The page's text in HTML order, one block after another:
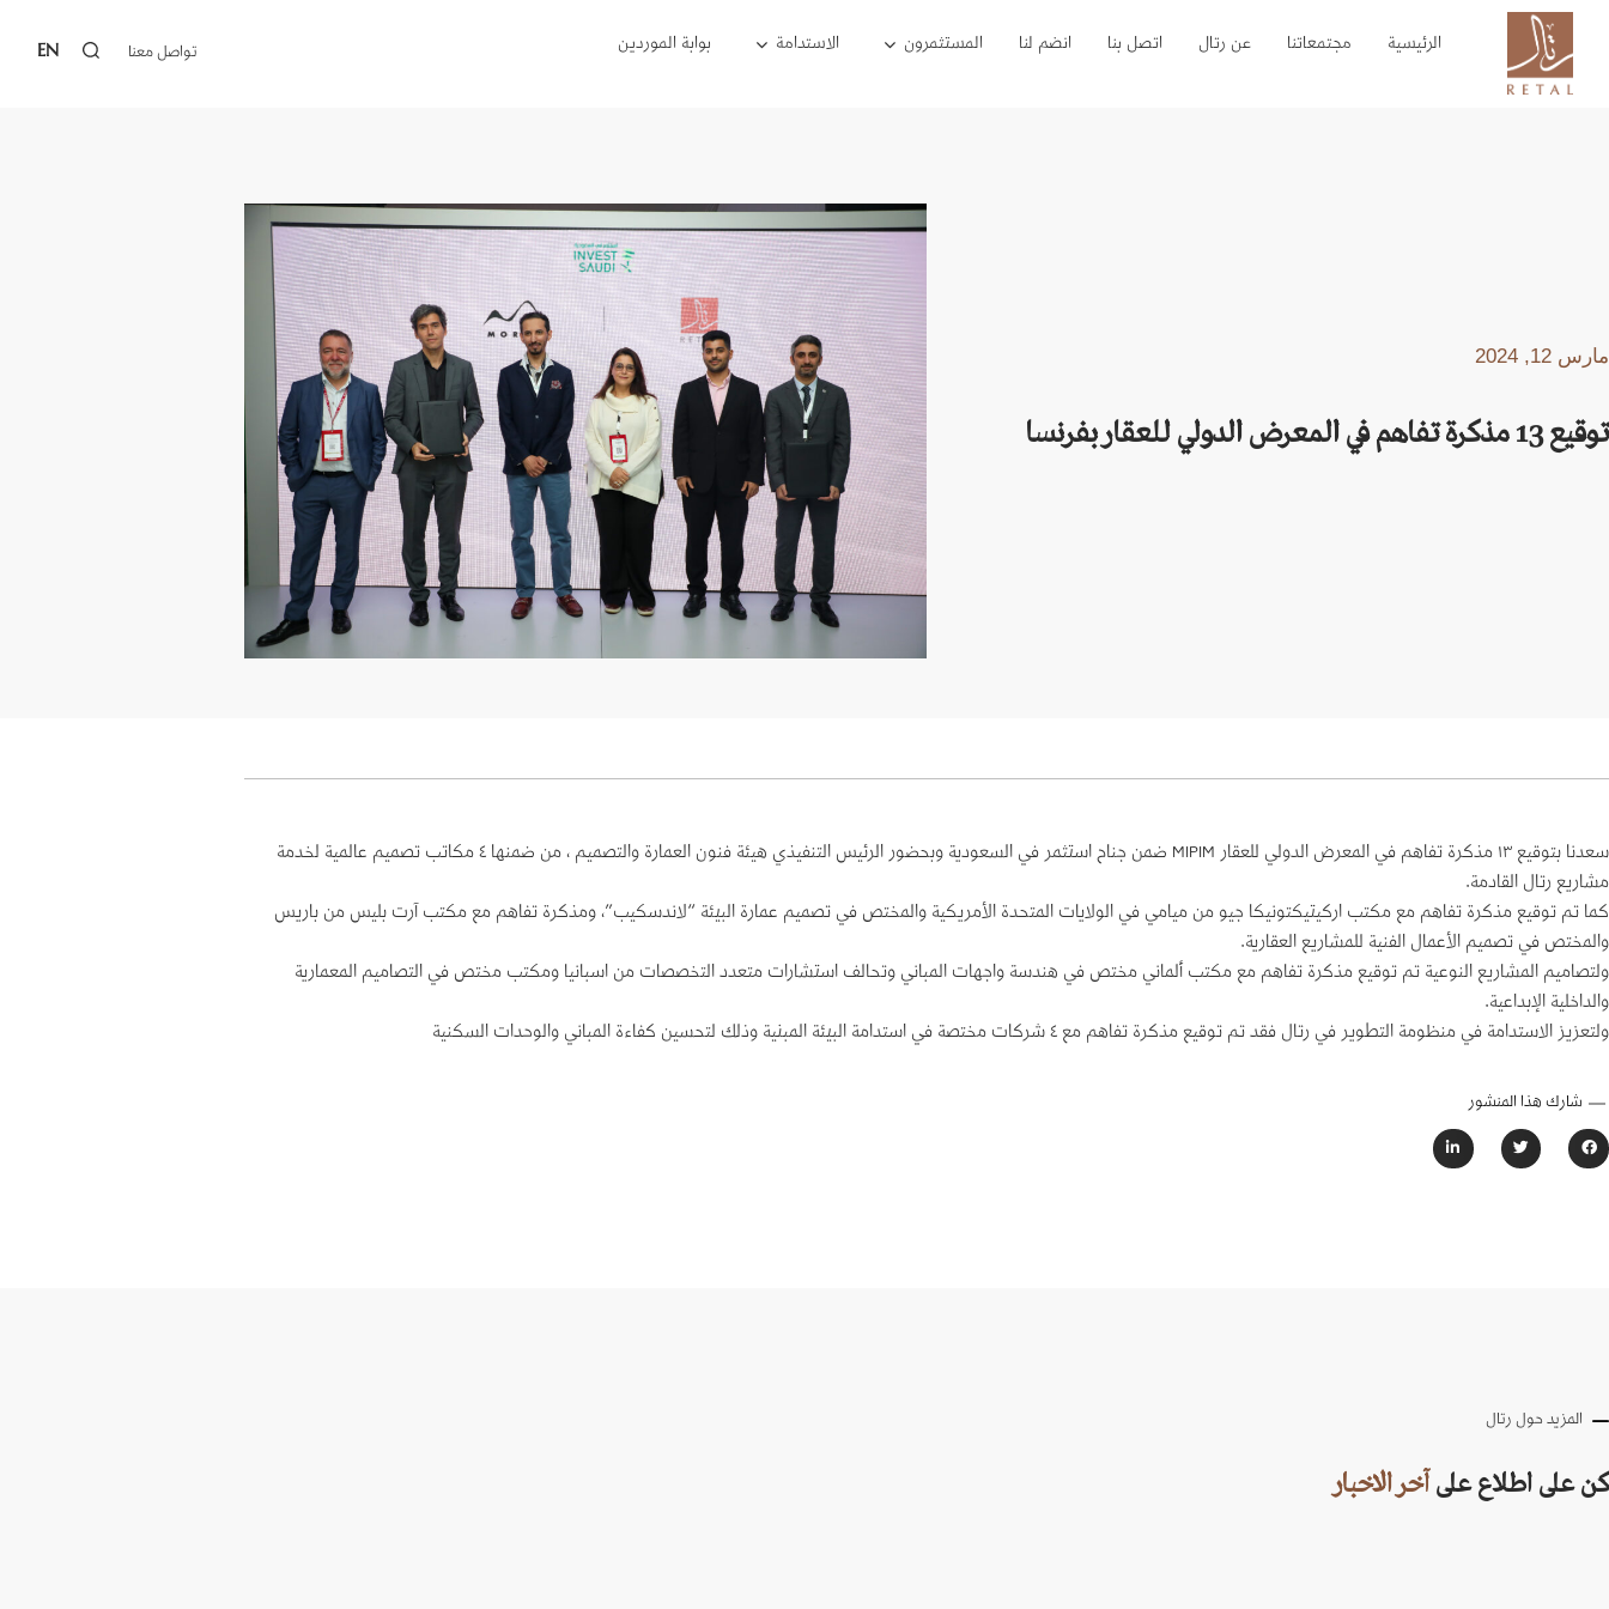
الرئيسية مجتمعاتنا عن رتال اتصل بنا انضم لنا المستثمرون الاستدامة بوابة الموردين تواصل معنا‎ EN
مارس 12, 2024
توقيع 13 مذكرة تفاهم في المعرض الدولي للعقار بفرنسا
سعدنا بتوقيع ١٣ مذكرة تفاهم في المعرض الدولي للعقار MIPIM ضمن جناح استثمر في السعودية وبحضور الرئيس التنفيذي هيئة فنون العمارة والتصميم ، من ضمنها ٤ مكاتب تصميم عالمية لخدمة
مشاريع رتال القادمة.
كما تم توقيع مذكرة تفاهم مع مكتب اركيتيكتونيكا جيو من ميامي في الولايات المتحدة الأمريكية والمختص في تصميم عمارة البيئة “لاندسكيب”، ومذكرة تفاهم مع مكتب آرت بليس من باريس
والمختص في تصميم الأعمال الفنية للمشاريع العقارية.
ولتصاميم المشاريع النوعية تم توقيع مذكرة تفاهم مع مكتب ألماني مختص في هندسة واجهات المباني وتحالف استشارات متعدد التخصصات من اسبانيا ومكتب مختص في التصاميم المعمارية
والداخلية الإبداعية.
ولتعزيز الاستدامة في منظومة التطوير في رتال فقد تم توقيع مذكرة تفاهم مع ٤ شركات مختصة في استدامة البيئة المبنية وذلك لتحسين كفاءة المباني والوحدات السكنية
شارك هذا المنشور
المزيد حول رتال
كن على اطلاع علىآخر الاخبار